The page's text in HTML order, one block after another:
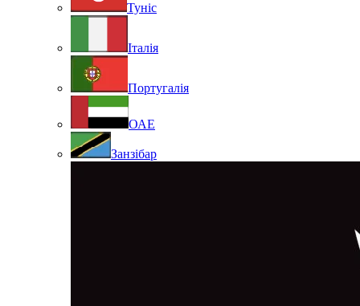
Туніс
Італія
Португалія
ОАЕ
Занзібар